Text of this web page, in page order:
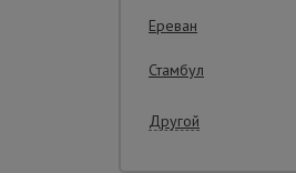
Важные
Ереван
Стамбул
Другой